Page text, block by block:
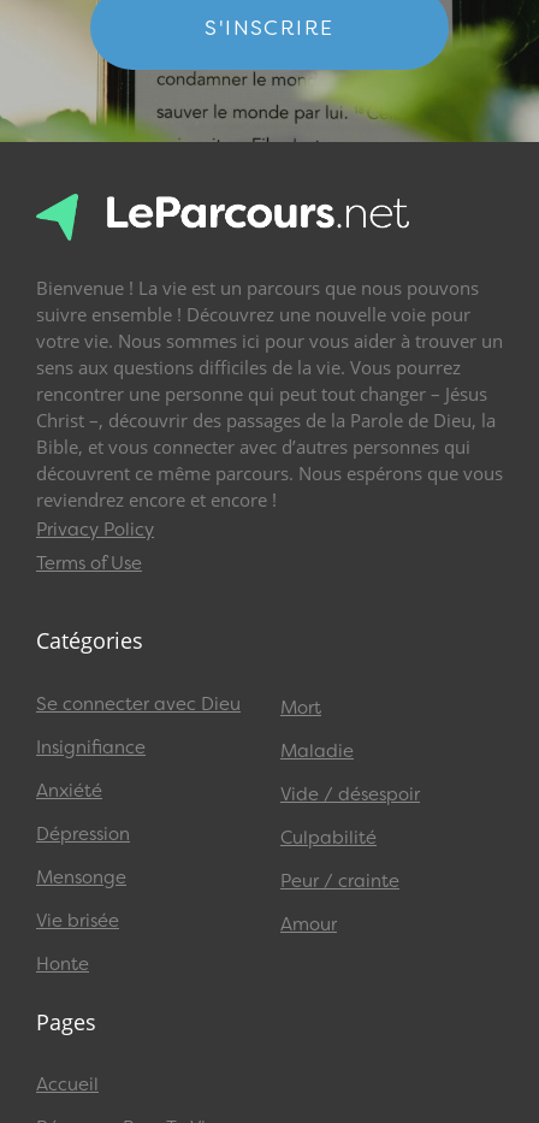
S'INSCRIRE
Bienvenue ! La vie est un parcours que nous pouvons
suivre ensemble ! Découvrez une nouvelle voie pour
votre vie. Nous sommes ici pour vous aider à trouver un
sens aux questions difficiles de la vie. Vous pourrez
rencontrer une personne qui peut tout changer – Jésus
Christ –, découvrir des passages de la Parole de Dieu, la
Bible, et vous connecter avec d’autres personnes qui
découvrent ce même parcours. Nous espérons que vous
reviendrez encore et encore !
Privacy Policy
Terms of Use
Catégories
Se connecter avec Dieu
Insignifiance
Anxiété
Dépression
Mensonge
Vie brisée
Honte
Mort
Maladie
Vide / désespoir
Culpabilité
Peur / crainte
Amour
Pages
Accueil